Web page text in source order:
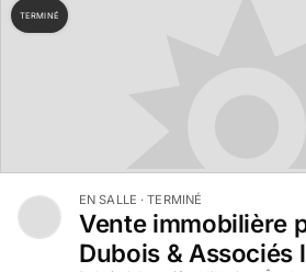
TERMINÉ
EN SALLE · TERMINÉ
Vente immobilière
Dubois & Associés